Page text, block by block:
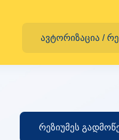
ავტორიზაცია /
რეზიუმეს